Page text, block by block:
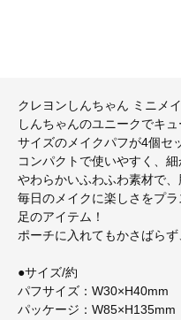
クレヨンしんちゃん ミニメ
しんちゃんのユニークでキ
サイズのメイクパフが4個セ
コンパクトで使いやすく、
やわらかいふわふわ素材で、
毎日のメイクに楽しさをプ
足のアイテム！
ポーチに入れてもかさばら
●サイズ/約
パフサイズ：W30×H40mm
パッケージ：W85×H135mm